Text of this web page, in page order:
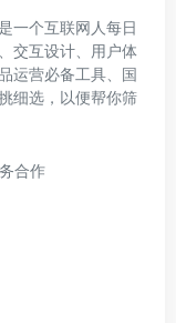
一个互联网人每日
交互设计、用户体
运营必备工具、国
细选，以便帮你筛
合作